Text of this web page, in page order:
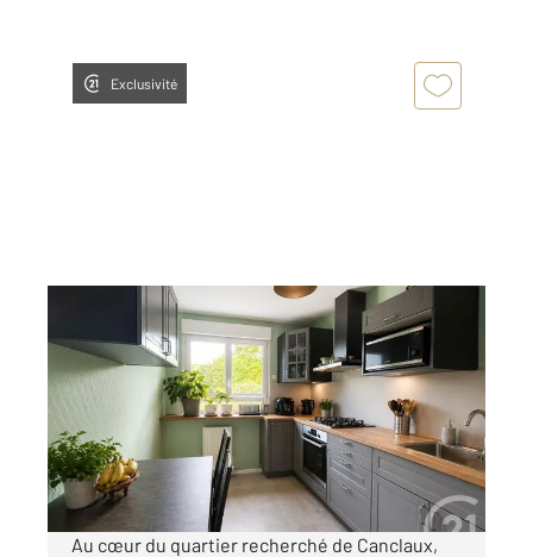
Exclusivité
NANTES 44
82,08 m 2, 3 pièces
Ref : 1858
Appartement F3 à vendre
317 000 €
Visiter le site dédié
Au cœur du quartier recherché de Canclaux,